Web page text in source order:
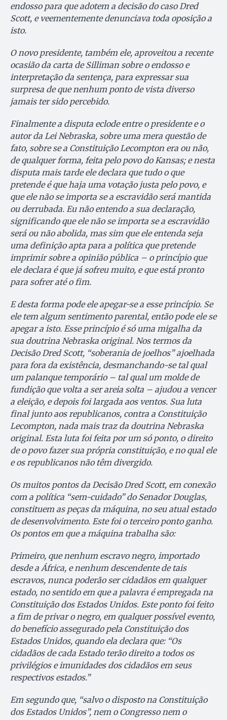
endosso para que adotem a decisão do caso Dred
Scott, e veementemente denunciava toda oposição a
isto.
O novo presidente, também ele, aproveitou a recente
ocasião da carta de Silliman sobre o endosso e
interpretação da sentença, para expressar sua
surpresa de que nenhum ponto de vista diverso
jamais ter sido percebido.
Finalmente a disputa eclode entre o presidente e o
autor da Lei Nebraska, sobre uma mera questão de
fato, sobre se a Constituição Lecompton era ou não,
de qualquer forma, feita pelo povo do Kansas; e nesta
disputa mais tarde ele declara que tudo o que
pretende é que haja uma votação justa pelo povo, e
que ele não se importa se a escravidão será mantida
ou derrubada. Eu não entendo a sua declaração,
significando que ele não se importa se a escravidão
será ou não abolida, mas sim que ele entenda seja
uma definição apta para a política que pretende
imprimir sobre a opinião pública – o princípio que
ele declara é que já sofreu muito, e que está pronto
para sofrer até o fim.
E desta forma pode ele apegar-se a esse princípio. Se
ele tem algum sentimento parental, então pode ele se
apegar a isto. Esse princípio é só uma migalha da
sua doutrina Nebraska original. Nos termos da
Decisão Dred Scott, “soberania de joelhos” ajoelhada
para fora da existência, desmanchando-se tal qual
um palanque temporário – tal qual um molde de
fundição que volta a ser areia solta – ajudou a vencer
a eleição, e depois foi largada aos ventos. Sua luta
final junto aos republicanos, contra a Constituição
Lecompton, nada mais traz da doutrina Nebraska
original. Esta luta foi feita por um só ponto, o direito
de o povo fazer sua própria constituição, e no qual ele
e os republicanos não têm divergido.
Os muitos pontos da Decisão Dred Scott, em conexão
com a política “sem-cuidado” do Senador Douglas,
constituem as peças da máquina, no seu atual estado
de desenvolvimento. Este foi o terceiro ponto ganho.
Os pontos em que a máquina trabalha são:
Primeiro, que nenhum escravo negro, importado
desde a África, e nenhum descendente de tais
escravos, nunca poderão ser cidadãos em qualquer
estado, no sentido em que a palavra é empregada na
Constituição dos Estados Unidos. Este ponto foi feito
a fim de privar o negro, em qualquer possível evento,
do benefício assegurado pela Constituição dos
Estados Unidos, quando ela declara que: “Os
cidadãos de cada Estado terão direito a todos os
privilégios e imunidades dos cidadãos em seus
respectivos estados.”
Em segundo que, “salvo o disposto na Constituição
dos Estados Unidos”, nem o Congresso nem o